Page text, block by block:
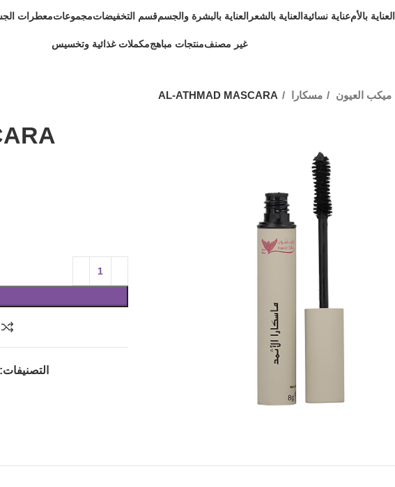
العناية بالأمعناية نسائيةالعناية بالشعر العناية بالبشرة والجسمقسم التخفيضاتمجموعاتمعطرات
غير مصنفمنتجات مباهجمكملات غذائية وتخسيس
ميكب العيون مسكارا AL-ATHMAD MASCARA
التصنيفات: